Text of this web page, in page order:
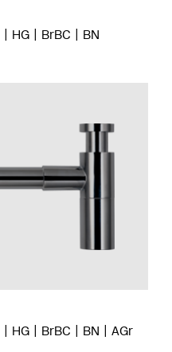
HG BrBC BN
HG BrBC BN AGr